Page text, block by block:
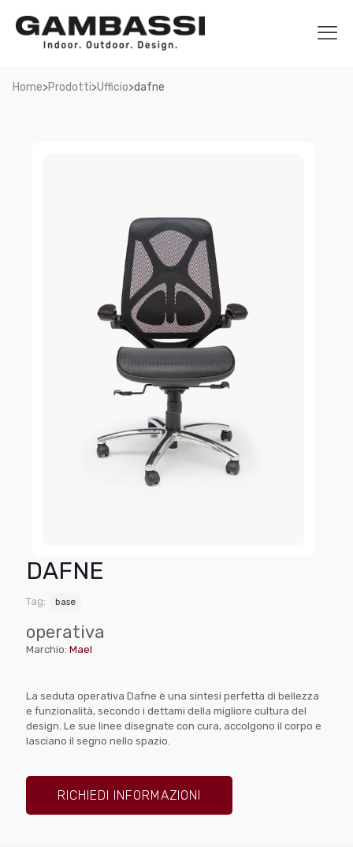
Home>Prodotti>Ufficio>dafne
DAFNE
Tag: base
operativa
Marchio: Mael
La seduta operativa Dafne è una sintesi perfetta di bellezza
e funzionalità, secondo i dettami della migliore cultura del
design. Le sue linee disegnate con cura, accolgono il corpo e
lasciano il segno nello spazio.
RICHIEDI INFORMAZIONI